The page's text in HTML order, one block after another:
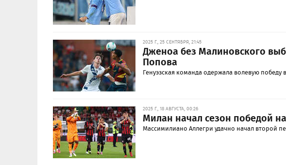
2025 Г., 25 СЕНТЯБРЯ, 21:45
Дженоа без Малиновского
Попова
Генуэзская команда одержала волевую
2025 Г., 18 АВГУСТА, 00:26
Милан начал сезон победой
Массимилиано Аллегри удачно начал второй